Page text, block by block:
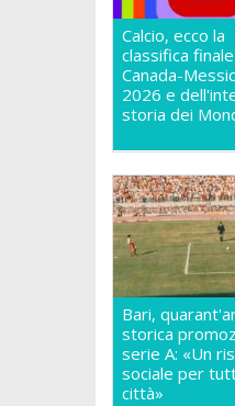
Calcio, ecco la
classifica
Canada-
2026 e
storia dei
Bari,
storica
serie A: «Un
sociale per
città»